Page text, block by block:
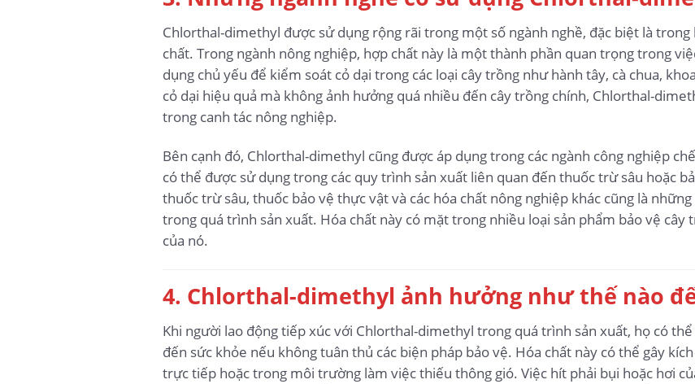
Chlorthal-dimethyl được sử dụng rộng rãi trong một số ngành nghề, đặc biệt là
chất. Trong ngành nông nghiệp, hợp chất này là một thành phần quan trọng trong
dụng chủ yếu để kiểm soát cỏ dại trong các loại cây trồng như hành tây, cà chua,
cỏ dại hiệu quả mà không ảnh hưởng quá nhiều đến cây trồng chính, Chlorthal-
trong canh tác nông nghiệp.
Bên cạnh đó, Chlorthal-dimethyl cũng được áp dụng trong các ngành công nghiệp
có thể được sử dụng trong các quy trình sản xuất liên quan đến thuốc trừ sâu hoặc
thuốc trừ sâu, thuốc bảo vệ thực vật và các hóa chất nông nghiệp khác cũng là
trong quá trình sản xuất. Hóa chất này có mặt trong nhiều loại sản phẩm bảo vệ cây
của nó.
4. Chlorthal-dimethyl ảnh hưởng như thế nào
Khi người lao động tiếp xúc với Chlorthal-dimethyl trong quá trình sản xuất, họ có
đến sức khỏe nếu không tuân thủ các biện pháp bảo vệ. Hóa chất này có thể gây
trực tiếp hoặc trong môi trường làm việc thiếu thông gió. Việc hít phải bụi hoặc hơi